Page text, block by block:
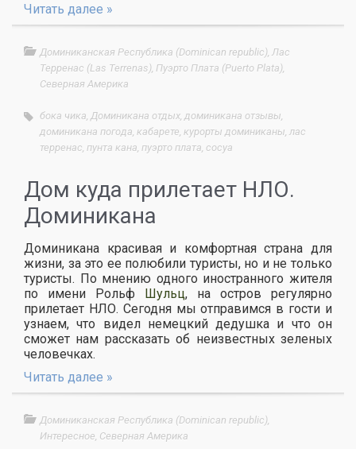
Читать далее »
Доминиканская Республика (Dominican republic) Лас
Терренас (Las Terrenas) Пуэрто Плата (Puerto Plata)
Северная Америка
бока чика Доминикана отдых доминикана отзывы
доминикана погода кабарете курорты доминиканы лас
терренас пунта кана пуэрто плата сосуа
Дом куда прилетает НЛО.
Доминикана
Доминикана красивая и комфортная страна для
жизни, за это ее полюбили туристы, но и не только
туристы. По мнению одного иностранного жителя
по имени Рольф Шульц, на остров регулярно
прилетает НЛО. Сегодня мы отправимся в гости и
узнаем, что видел немецкий дедушка и что он
сможет нам рассказать об неизвестных зеленых
человечках.
Читать далее »
Доминиканская Республика (Dominican republic)
Интересное Северная Америка